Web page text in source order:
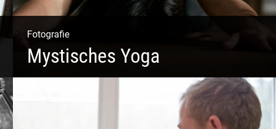
Fotografie
Mystisches Yoga
Yoga und Meditation – mystisch inszeniert